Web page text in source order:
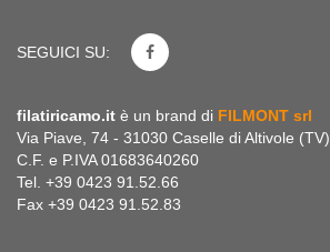
SEGUICI SU:
filatiricamo.it è un brand di FILMONT srl
Via Piave, 74 - 31030 Caselle di Altivole (TV)
C.F. e P.IVA 01683640260
Tel. +39 0423 91.52.66
Fax +39 0423 91.52.83